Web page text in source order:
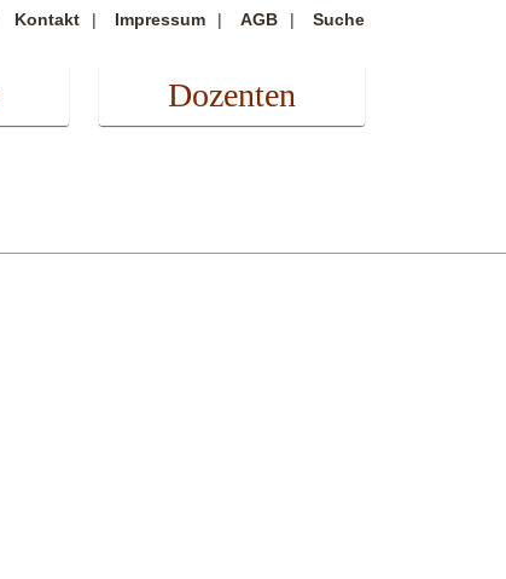
Kontakt Impressum AGB Suche
Dozenten